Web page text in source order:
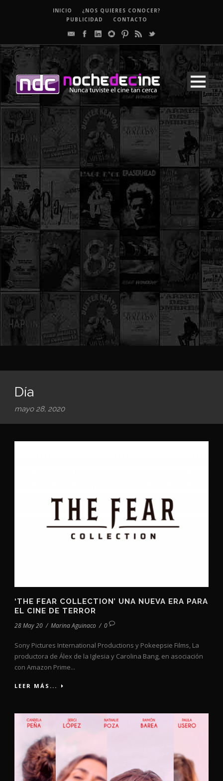
INICIO
¿NOS QUIERES CONOCER?
PUBLICIDAD
CONTACTO
Día
mayo 28, 2020
‘THE FEAR COLLECTION’ UNA NUEVA ERA PARA
EL CINE DE TERROR
28 May 20 / Marina Aguinaco / 0
Sony Pictures International Productions y Pokeepsie Films, La
productora de Álex de la Iglesia y Carolina Bang, en asociación
con Amazon Prime...
LEER MÁS...